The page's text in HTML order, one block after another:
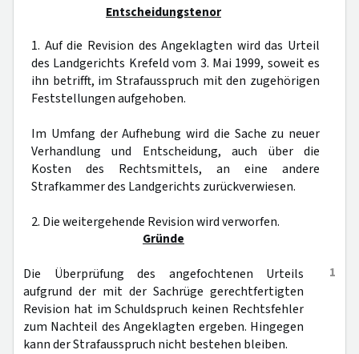
Entscheidungstenor
1. Auf die Revision des Angeklagten wird das Urteil
des Landgerichts Krefeld vom 3. Mai 1999, soweit es
ihn betrifft, im Strafausspruch mit den zugehörigen
Feststellungen aufgehoben.
Im Umfang der Aufhebung wird die Sache zu neuer
Verhandlung und Entscheidung, auch über die
Kosten des Rechtsmittels, an eine andere
Strafkammer des Landgerichts zurückverwiesen.
2. Die weitergehende Revision wird verworfen.
Gründe
1
Die Überprüfung des angefochtenen Urteils
aufgrund der mit der Sachrüge gerechtfertigten
Revision hat im Schuldspruch keinen Rechtsfehler
zum Nachteil des Angeklagten ergeben. Hingegen
kann der Strafausspruch nicht bestehen bleiben.